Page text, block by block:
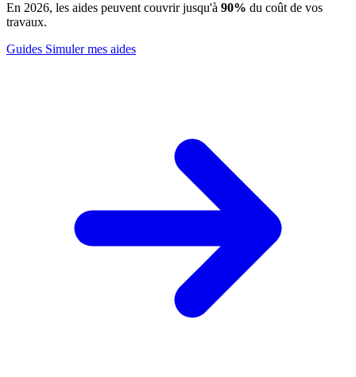
En 2026, les aides peuvent couvrir jusqu'à 90% du coût de vos
travaux.
Guides Simuler mes aides